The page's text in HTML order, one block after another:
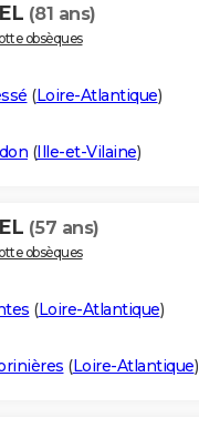
(81 ans)
obsèques
(Loire-Atlantique)
(Ille-et-Vilaine)
(57 ans)
obsèques
(Loire-Atlantique)
(Loire-Atlantique)